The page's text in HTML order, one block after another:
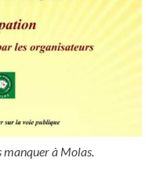
manquer à Molas.